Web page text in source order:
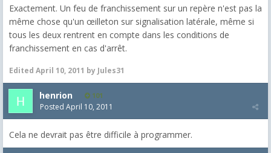
Exactement. Un feu de franchissement sur un repère n'est pas la
même chose qu'un œilleton sur signalisation latérale, même si
tous les deux rentrent en compte dans les conditions de
franchissement en cas d'arrêt.
Edited April 10, 2011 by Jules31
henrion 101
Posted April 10, 2011
Cela ne devrait pas être difficile à programmer.